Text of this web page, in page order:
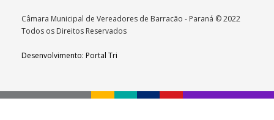
Câmara Municipal de Vereadores de Barracão - Paraná © 2022
Todos os Direitos Reservados
Desenvolvimento: Portal Tri